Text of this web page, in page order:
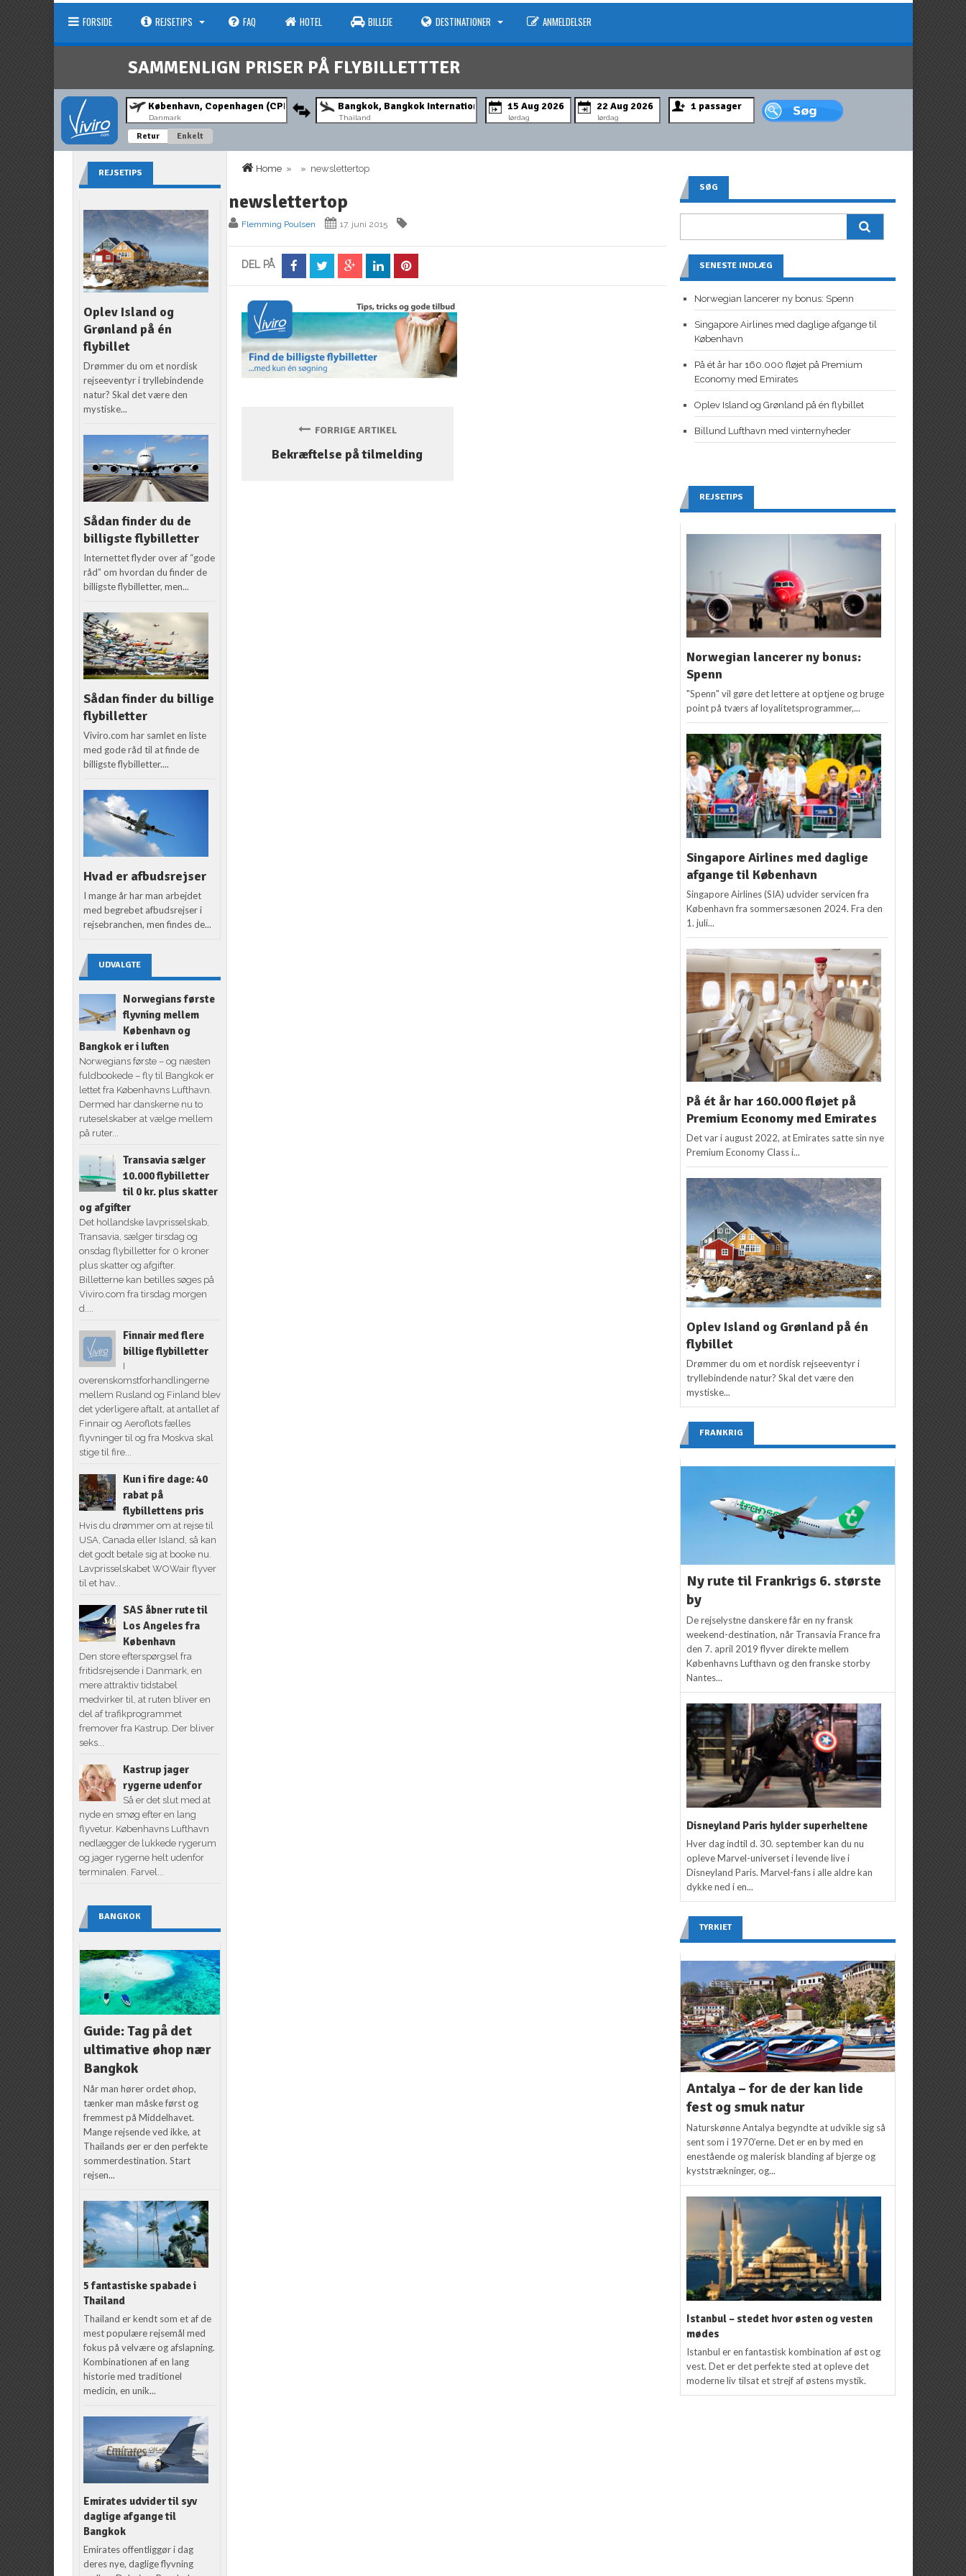
FORSIDE REJSETIPS FAQ HOTEL BILLEJE DESTINATIONER ANMELDELSER
SAMMENLIGN PRISER PÅ FLYBILLETTTER
Danmark Thailand lørdag lørdag
Retur Enkelt
Home » » newslettertop
newslettertop
Flemming Poulsen 17. juni 2015
DEL PÅ
FORRIGE ARTIKEL
Bekræftelse på tilmelding
REJSETIPS
Oplev Island og
Grønland på én
flybillet
Drømmer du om et nordisk
rejseeventyr i tryllebindende
natur? Skal det være den
mystiske...
Sådan finder du de
billigste flybilletter
Internettet flyder over af “gode
råd” om hvordan du finder de
billigste flybilletter, men...
Sådan finder du billige
flybilletter
Viviro.com har samlet en liste
med gode råd til at finde de
billigste flybilletter....
Hvad er afbudsrejser
I mange år har man arbejdet
med begrebet afbudsrejser i
rejsebranchen, men findes de...
UDVALGTE
Norwegians første
flyvning mellem
København og
Bangkok er i luften
Norwegians første – og næsten
fuldbookede – fly til Bangkok er
lettet fra Københavns Lufthavn.
Dermed har danskerne nu to
ruteselskaber at vælge mellem
på ruter...
Transavia sælger
10.000 flybilletter
til 0 kr. plus skatter
og afgifter
Det hollandske lavprisselskab,
Transavia, sælger tirsdag og
onsdag flybilletter for 0 kroner
plus skatter og afgifter.
Billetterne kan betilles søges på
Viviro.com fra tirsdag morgen
d....
Finnair med flere
billige flybilletter
I
overenskomstforhandlingerne
mellem Rusland og Finland blev
det yderligere aftalt, at antallet af
Finnair og Aeroflots fælles
flyvninger til og fra Moskva skal
stige til fire...
Kun i fire dage: 40
rabat på
flybillettens pris
Hvis du drømmer om at rejse til
USA, Canada eller Island, så kan
det godt betale sig at booke nu.
Lavprisselskabet WOWair flyver
til et hav...
SAS åbner rute til
Los Angeles fra
København
Den store efterspørgsel fra
fritidsrejsende i Danmark, en
mere attraktiv tidstabel
medvirker til, at ruten bliver en
del af trafikprogrammet
fremover fra Kastrup. Der bliver
seks...
Kastrup jager
rygerne udenfor
Så er det slut med at
nyde en smøg efter en lang
flyvetur. Københavns Lufthavn
nedlægger de lukkede rygerum
og jager rygerne helt udenfor
terminalen. Farvel...
BANGKOK
Guide: Tag på det
ultimative øhop nær
Bangkok
Når man hører ordet øhop,
tænker man måske først og
fremmest på Middelhavet.
Mange rejsende ved ikke, at
Thailands øer er den perfekte
sommerdestination. Start
rejsen...
5 fantastiske spabade i
Thailand
Thailand er kendt som et af de
mest populære rejsemål med
fokus på velvære og afslapning.
Kombinationen af en lang
historie med traditionel
medicin, en unik...
Emirates udvider til syv
daglige afgange til
Bangkok
Emirates offentliggør i dag
deres nye, daglige flyvning
SØG
SENESTE INDLÆG
Norwegian lancerer ny bonus: Spenn
Singapore Airlines med daglige afgange til
København
På ét år har 160.000 fløjet på Premium
Economy med Emirates
Oplev Island og Grønland på én flybillet
Billund Lufthavn med vinternyheder
REJSETIPS
Norwegian lancerer ny bonus:
Spenn
"Spenn" vil gøre det lettere at optjene og bruge
point på tværs af loyalitetsprogrammer,...
Singapore Airlines med daglige
afgange til København
Singapore Airlines (SIA) udvider servicen fra
København fra sommersæsonen 2024. Fra den
1. juli...
På ét år har 160.000 fløjet på
Premium Economy med Emirates
Det var i august 2022, at Emirates satte sin nye
Premium Economy Class i...
Oplev Island og Grønland på én
flybillet
Drømmer du om et nordisk rejseeventyr i
tryllebindende natur? Skal det være den
mystiske...
FRANKRIG
Ny rute til Frankrigs 6. største
by
De rejselystne danskere får en ny fransk
weekend-destination, når Transavia France fra
den 7. april 2019 flyver direkte mellem
Københavns Lufthavn og den franske storby
Nantes...
Disneyland Paris hylder superheltene
Hver dag indtil d. 30. september kan du nu
opleve Marvel-universet i levende live i
Disneyland Paris. Marvel-fans i alle aldre kan
dykke ned i en...
TYRKIET
Antalya – for de der kan lide
fest og smuk natur
Naturskønne Antalya begyndte at udvikle sig så
sent som i 1970’erne. Det er en by med en
enestående og malerisk blanding af bjerge og
kyststrækninger, og...
Istanbul – stedet hvor østen og vesten
mødes
Istanbul er en fantastisk kombination af øst og
vest. Det er det perfekte sted at opleve det
moderne liv tilsat et strejf af østens mystik.